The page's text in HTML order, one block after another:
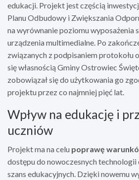
edukacji. Projekt jest częścią
Planu Odbudowy i Zwiększania
na wyrównanie poziomu wyposażenia
urządzenia multimedialne. Po
związanych z podpisaniem protokołu
się własnością Gminy Ostrowiec
zobowiązał się do użytkowania go
projektu przez co najmniej pięć lat.
Wpływ na edukację i
uczniów
Projekt ma na celu poprawę
dostępu do nowoczesnych
szans edukacyjnych. Dzięki nowemu